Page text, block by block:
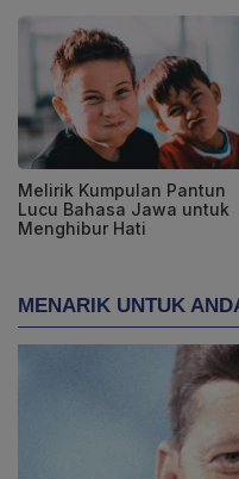
Melirik Kumpulan Pantun
Lucu Bahasa Jawa untuk
Menghibur Hati